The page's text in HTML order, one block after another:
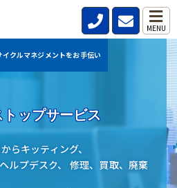
MENU
クルマネジメントをお手伝い
ップサービス
らキッティング、
ルプデスク、 修理、買取、廃棄